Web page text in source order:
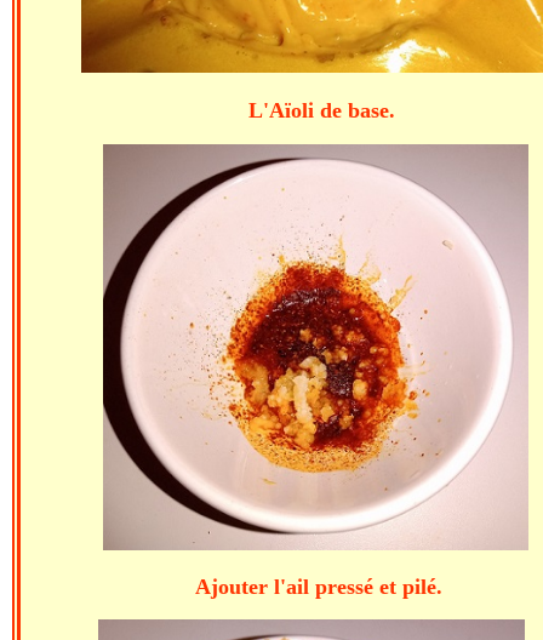
L'Aïoli de base.
Ajouter l'ail